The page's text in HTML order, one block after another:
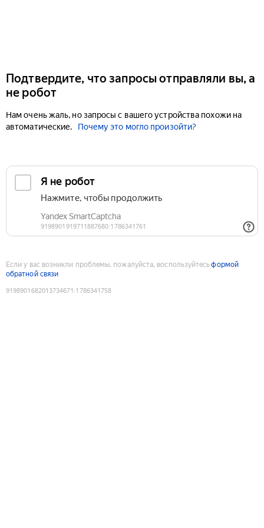
Подтвердите, что запросы отправляли вы, а
не робот
Нам очень жаль, но запросы с вашего устройства похожи на
автоматические.
Почему это могло произойти?
Если у вас возникли проблемы, пожалуйста, воспользуйтесьформой
обратной связи
9198901682013734671 :1786341758